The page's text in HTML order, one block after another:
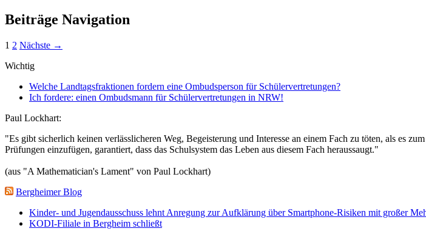
Beiträge Navigation
1 2 Nächste →
Wichtig
Welche Landtagsfraktionen fordern eine Ombudsperson für Schülervertretungen?
Ich fordere: einen Ombudsmann für Schülervertretungen in NRW!
Paul Lockhart:
"Es gibt sicherlich keinen verlässlicheren Weg, Begeisterung und Interesse an einem Fach zu töten, als es
Prüfungen einzufügen, garantiert, dass das Schulsystem das Leben aus diesem Fach heraussaugt."
(aus "A Mathematician's Lament" von Paul Lockhart)
Bergheimer Blog
Kinder- und Jugendausschuss lehnt Anregung zur Aufklärung über Smartphone-Risiken mit großer
KODI-Filiale in Bergheim schließt